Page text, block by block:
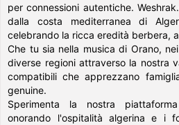
per connessioni autentiche.
dalla costa mediterranea di
celebrando la ricca eredità berbera,
Che tu sia nella musica di Orano,
diverse regioni attraverso la nostra
compatibili che apprezzano
genuine.
Sperimenta la nostra
onorando l'ospitalità algerina e i